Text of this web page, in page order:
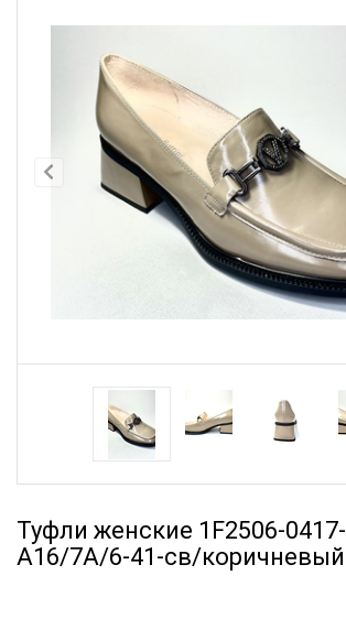
Туфли женские 1F2506-0417-
A16/7A/6-41-св/коричневый